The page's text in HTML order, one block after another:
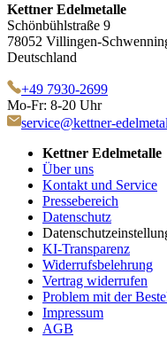
Kettner Edelmetalle
Schönbühlstraße 9
78052 Villingen-
Deutschland
+49 7930-2699
Mo-Fr: 8-20 Uhr
service@kettner-
Kettner Edelmetalle
Über uns
Kontakt und Service
Pressebereich
Datenschutz
KI-Transparenz
Widerrufsbelehrung
Vertrag widerrufen
Problem mit der
Impressum
AGB